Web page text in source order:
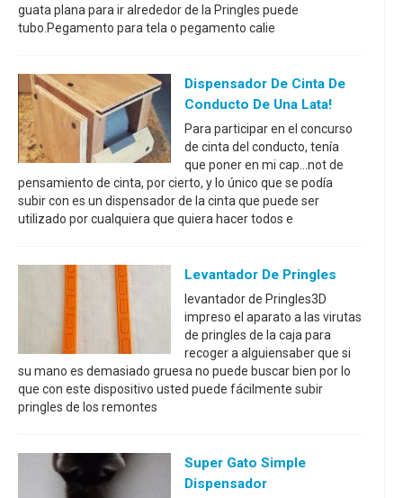
guata plana para ir alrededor de la Pringles puede
tubo.Pegamento para tela o pegamento calie
Dispensador De Cinta De
Conducto De Una Lata!
Para participar en el concurso
de cinta del conducto, tenía
que poner en mi cap...not de
pensamiento de cinta, por cierto, y lo único que se podía
subir con es un dispensador de la cinta que puede ser
utilizado por cualquiera que quiera hacer todos e
Levantador De Pringles
levantador de Pringles3D
impreso el aparato a las virutas
de pringles de la caja para
recoger a alguiensaber que si
su mano es demasiado gruesa no puede buscar bien por lo
que con este dispositivo usted puede fácilmente subir
pringles de los remontes
Super Gato Simple
Dispensador